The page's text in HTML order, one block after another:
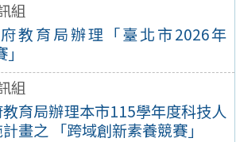
組
教育局辦理「臺北市2026年
組
育局辦理本市115學年度科技人
畫之 「跨域創新素養競賽」